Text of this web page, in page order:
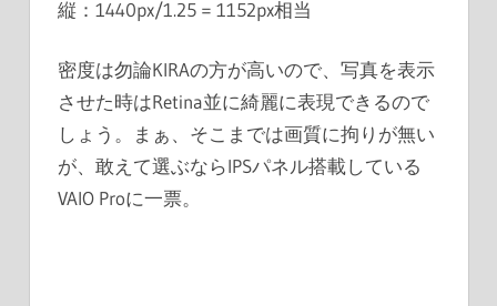
縦：1440px/1.25 = 1152px相当
密度は勿論KIRAの方が高いので、写真を表示
させた時はRetina並に綺麗に表現できるので
しょう。まぁ、そこまでは画質に拘りが無い
が、敢えて選ぶならIPSパネル搭載している
VAIO Proに一票。